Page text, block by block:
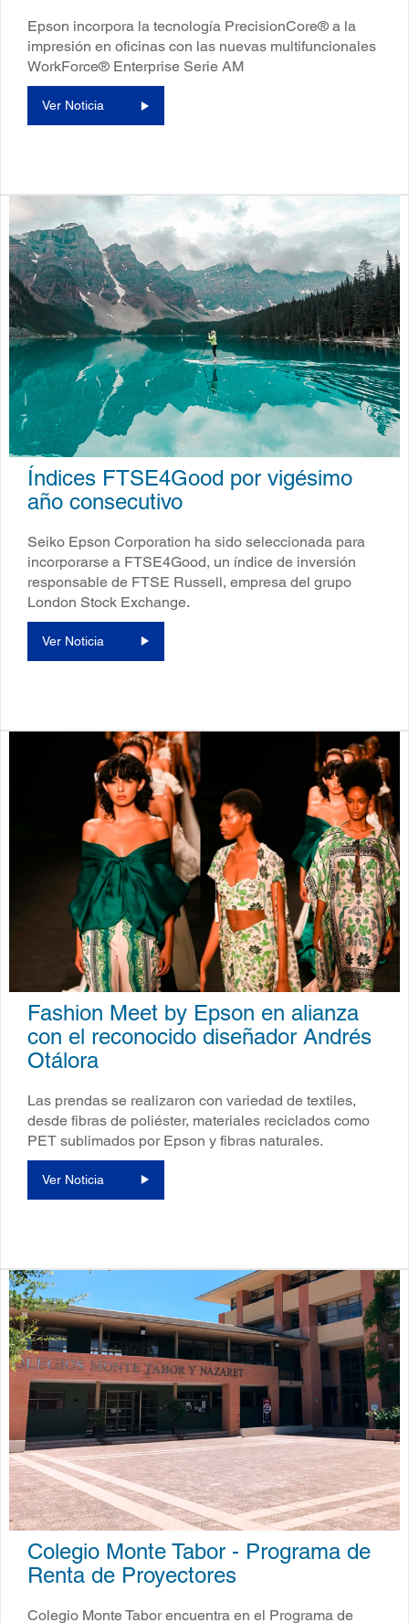
Epson incorpora la tecnología PrecisionCore® a la
impresión en oficinas con las nuevas multifuncionales
WorkForce® Enterprise Serie AM
Ver Noticia
Índices FTSE4Good por vigésimo
año consecutivo
Seiko Epson Corporation ha sido seleccionada para
incorporarse a FTSE4Good, un índice de inversión
responsable de FTSE Russell, empresa del grupo
London Stock Exchange.
Ver Noticia
Fashion Meet by Epson en alianza
con el reconocido diseñador Andrés
Otálora
Las prendas se realizaron con variedad de textiles,
desde fibras de poliéster, materiales reciclados como
PET sublimados por Epson y fibras naturales.
Ver Noticia
Colegio Monte Tabor - Programa de
Renta de Proyectores
Colegio Monte Tabor encuentra en el Programa de